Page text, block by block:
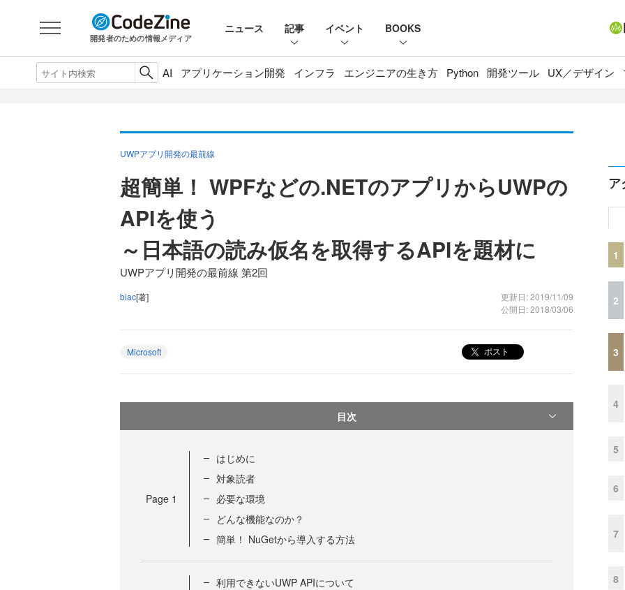
開発者のための情報メディア
ニュース 記事 イベント BOOKS
AI アプリケーション開発 インフラ エンジニアの生き方 Python 開発ツール UX／デザイン
UWPアプリ開発の最前線
超簡単！ WPFなどの.NETのアプリからUWPの
APIを使う
～日本語の読み仮名を取得するAPIを題材に
UWPアプリ開発の最前線 第2回
biac[著]
更新日: 2019/11/09
公開日: 2018/03/06
Microsoft ポスト
目次
Page 1
はじめに
対象読者
必要な環境
どんな機能なのか？
簡単！ NuGetから導入する方法
利用できないUWP APIについて
ア
1
2
3
4
5
6
7
8